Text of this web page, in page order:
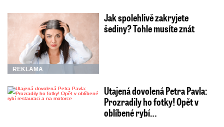
REKLAMA
Jak spolehlivě zakryjete
šediny? Tohle musíte znát
Utajená dovolená Petra Pavla:
Prozradily ho fotky! Opět v
oblíbené rybí…